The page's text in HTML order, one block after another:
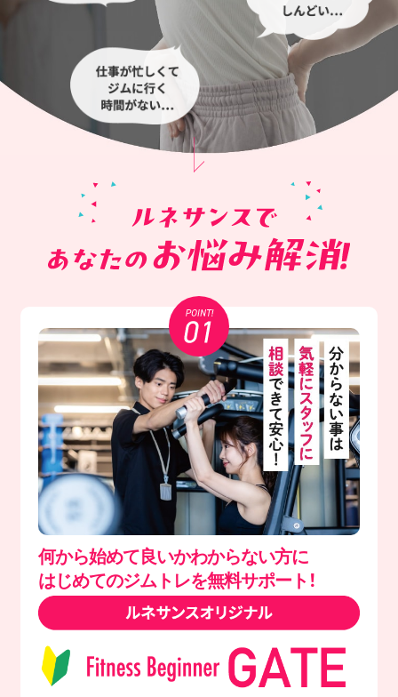
何から始めて良いかわからない方に
はじめてのジムトレを無料サポート！